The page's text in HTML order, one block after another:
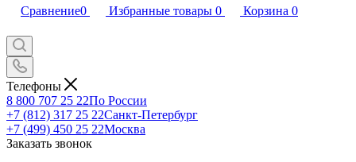
Сравнение0 Избранные товары 0 Корзина 0
Телефоны
8 800 707 25 22По России
+7 (812) 317 25 22Санкт-Петербург
+7 (499) 450 25 22Москва
Заказать звонок